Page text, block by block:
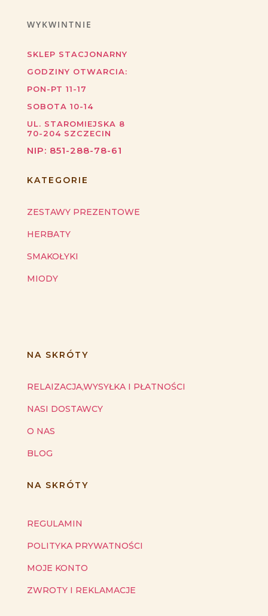
WYKWINTNIE
SKLEP STACJONARNY
GODZINY OTWARCIA:
PON-PT 11-17
SOBOTA 10-14
UL. STAROMIEJSKA 8
70-204 SZCZECIN
NIP: 851-288-78-61
KATEGORIE
ZESTAWY PREZENTOWE
HERBATY
SMAKOŁYKI
MIODY
NA SKRÓTY
RELAIZACJA,WYSYŁKA I PŁATNOŚCI
NASI DOSTAWCY
O NAS
BLOG
NA SKRÓTY
REGULAMIN
POLITYKA PRYWATNOŚCI
MOJE KONTO
ZWROTY I REKLAMACJE